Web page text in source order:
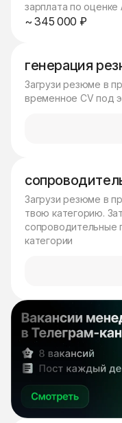
генерация
Загрузи резюме в
временное CV под
Загрузи резюме в
твою категорию.
сопроводительные
категории
зарплата по оценке
~ 345 000 ₽